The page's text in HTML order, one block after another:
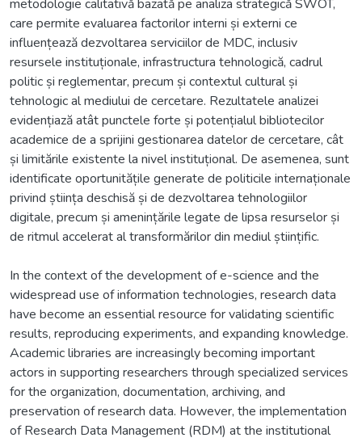
metodologie calitativă bazată pe analiza strategică SWOT,
care permite evaluarea factorilor interni și externi ce
influențează dezvoltarea serviciilor de MDC, inclusiv
resursele instituționale, infrastructura tehnologică, cadrul
politic și reglementar, precum și contextul cultural și
tehnologic al mediului de cercetare. Rezultatele analizei
evidențiază atât punctele forte și potențialul bibliotecilor
academice de a sprijini gestionarea datelor de cercetare, cât
și limitările existente la nivel instituțional. De asemenea, sunt
identificate oportunitățile generate de politicile internaționale
privind știința deschisă și de dezvoltarea tehnologiilor
digitale, precum și amenințările legate de lipsa resurselor și
de ritmul accelerat al transformărilor din mediul științific.
In the context of the development of e-science and the
widespread use of information technologies, research data
have become an essential resource for validating scientific
results, reproducing experiments, and expanding knowledge.
Academic libraries are increasingly becoming important
actors in supporting researchers through specialized services
for the organization, documentation, archiving, and
preservation of research data. However, the implementation
of Research Data Management (RDM) at the institutional